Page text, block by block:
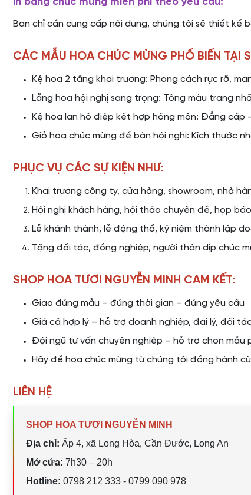
Bạn chỉ cần cung cấp nội dung, chúng tôi sẽ thiết kế
CÁC MẪU HOA CHÚC MỪNG PHỔ BIẾN TẠI
Kệ hoa 2 tầng khai trương: Phong cách rực rỡ,
Lẵng hoa hội nghị sang trọng: Tông màu trang
Kệ hoa lan hồ điệp kết hợp hồng môn: Đẳng cấp
Giỏ hoa chúc mừng để bàn hội nghị: Kích thước
PHỤC VỤ CÁC SỰ KIỆN NHƯ:
Khai trương công ty, cửa hàng, showroom, nhà
Hội nghị khách hàng, hội thảo chuyên đề, họp
Lễ khánh thành, lễ động thổ, kỷ niệm thành lập
Tặng đối tác, đồng nghiệp, người thân dịp chúc
SHOP HOA TƯƠI NGUYỄN MINH CAM KẾT:
Giao đúng mẫu – đúng thời gian – đúng yêu cầu
Giá cả hợp lý – hỗ trợ doanh nghiệp, đại lý, đối
Đội ngũ tư vấn chuyên nghiệp – hỗ trợ chọn mẫu
Hãy để hoa chúc mừng từ chúng tôi đồng hành
LIÊN HỆ
SHOP HOA TƯƠI NGUYỄN MINH
Địa chỉ: Ấp 4, xã Long Hòa, Cần Đước, Long An
Mở cửa: 7h30 – 20h
Hotline: 0798 212 333 - 0799 090 978